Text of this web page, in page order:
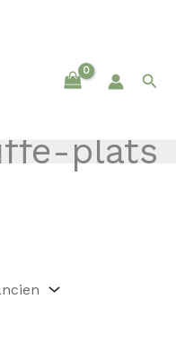
plats